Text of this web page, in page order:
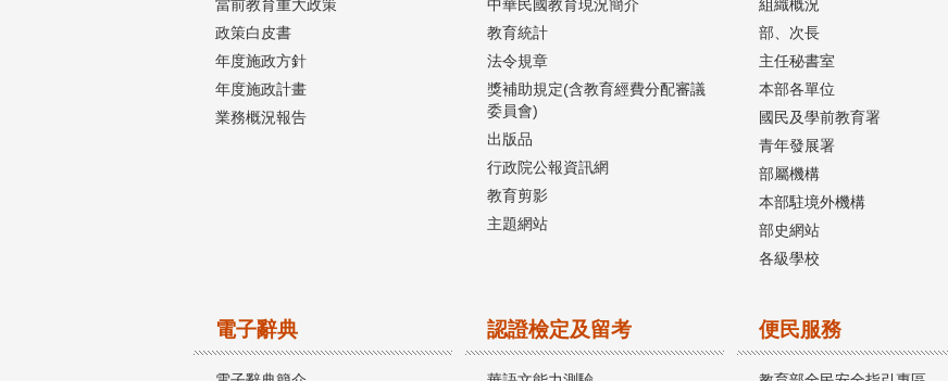
當前教育重大政策
政策白皮書
年度施政方針
年度施政計畫
業務概況報告
中華民國教育現況簡介
教育統計
法令規章
獎補助規定(含教育經費分配審議
委員會)
出版品
行政院公報資訊網
教育剪影
主題網站
組織概況
部、次長
主任秘書室
本部各單位
國民及學前教育署
青年發展署
部屬機構
本部駐境外機構
部史網站
各級學校
電子辭典 認證檢定及留考 便民服務